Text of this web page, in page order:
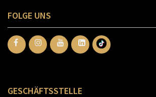
FOLGE UNS
GESCHÄFTSSTELLE